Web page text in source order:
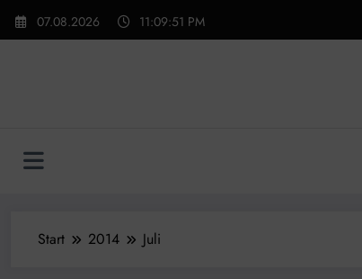
Zum
Inhalt
07.08.2026 11:09:52 PM
Start 2014 Juli